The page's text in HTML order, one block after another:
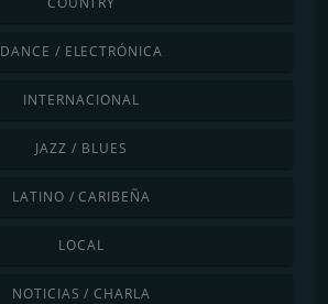
DANCE / ELECTRÓNICA
INTERNACIONAL
JAZZ / BLUES
LATINO / CARIBEÑA
LOCAL
NOTICIAS / CHARLA